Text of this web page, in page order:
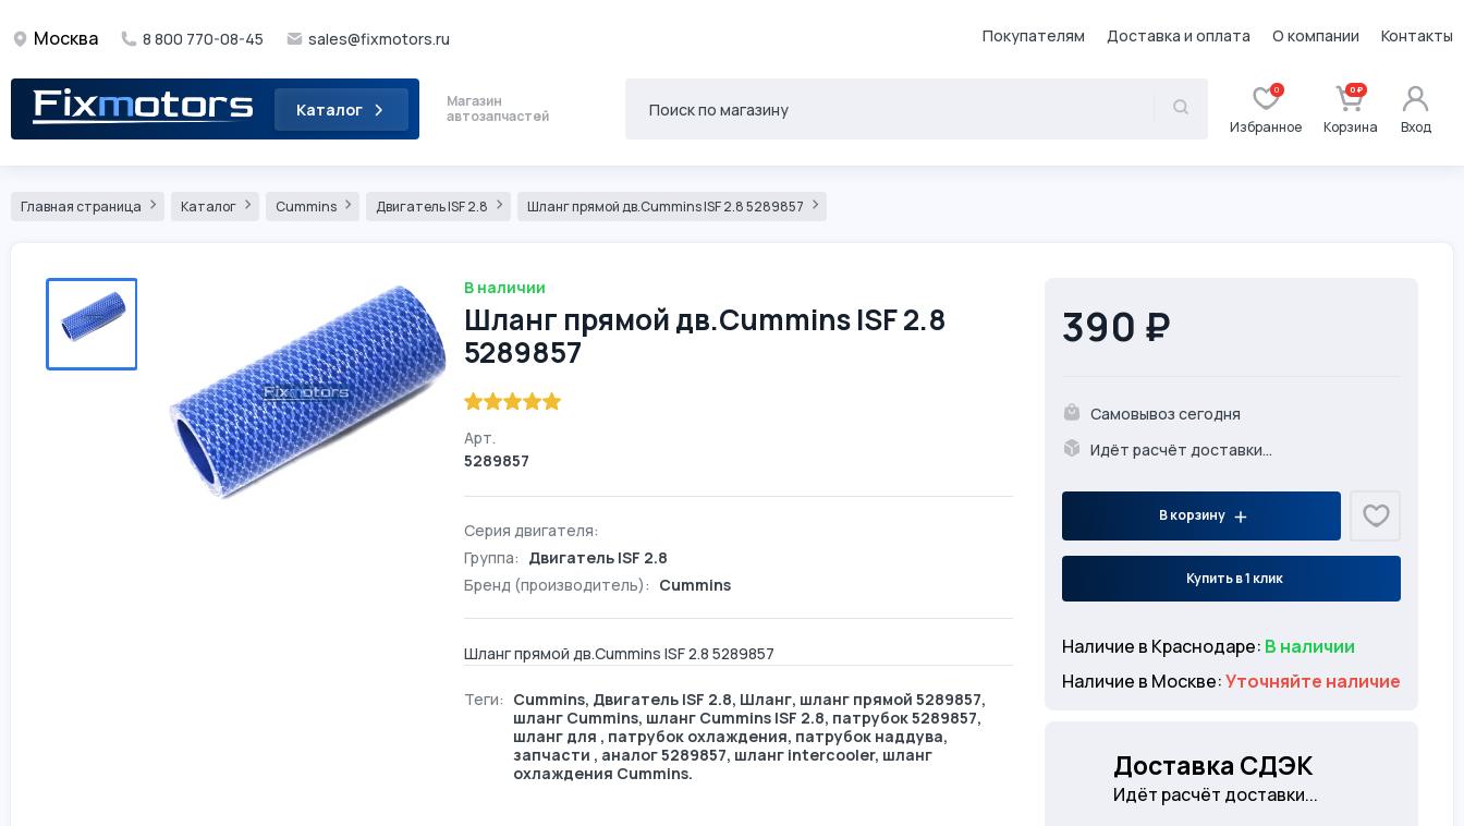
Москва 8 800 770-08-45 sales@fixmotors.ru Покупателям Доставка и оплата О компании Контакты
Каталог
Магазин
автозапчастей
0
Избранное
0 ₽
Корзина Вход
Главная страница Каталог Cummins Двигатель ISF 2.8 Шланг прямой дв.Cummins ISF 2.8 5289857
В наличии
Шланг прямой дв.Cummins ISF 2.8
5289857
Арт.
5289857
Серия двигателя:
Группа: Двигатель ISF 2.8
Бренд (производитель): Cummins
Шланг прямой дв.Cummins ISF 2.8 5289857
Теги: Cummins, Двигатель ISF 2.8, Шланг, шланг прямой 5289857,
шланг Cummins, шланг Cummins ISF 2.8, патрубок 5289857,
шланг для , патрубок охлаждения, патрубок наддува,
запчасти , аналог 5289857, шланг intercooler, шланг
охлаждения Cummins.
390 ₽
Самовывоз сегодня
Идёт расчёт доставки...
В корзину
Купить в 1 клик
Наличие в Краснодаре: В наличии
Наличие в Москве:Уточняйте наличие
Доставка СДЭК
Идёт расчёт доставки...